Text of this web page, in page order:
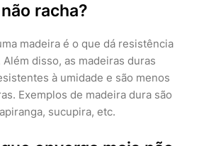
racha?
madeira é o que dá resistência
disso, as madeiras duras
à umidade e são menos
Exemplos de madeira dura são
sucupira, etc.